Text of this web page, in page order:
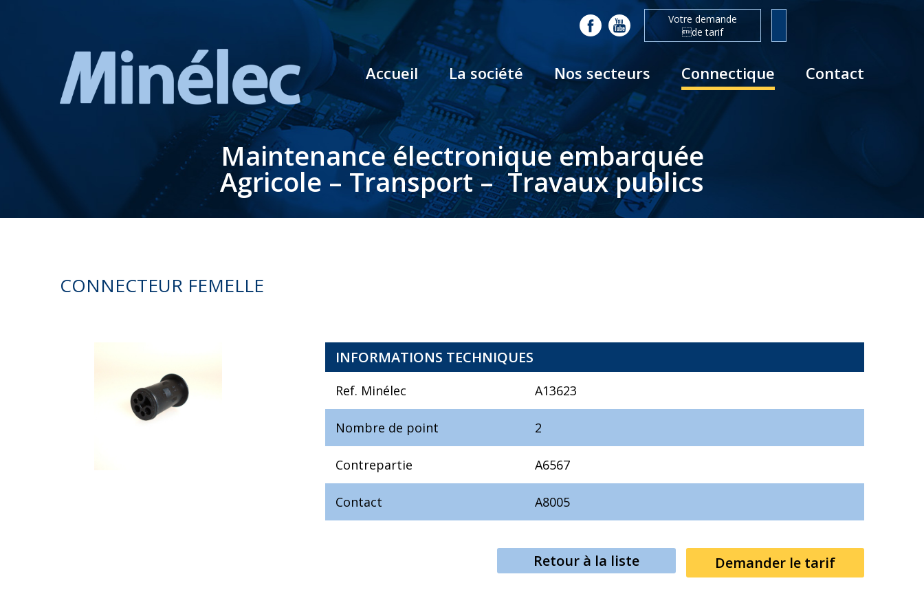
Votre demande
de tarif
Accueil La société Nos secteurs Connectique Contact
Maintenance électronique embarquée
Agricole – Transport – Travaux publics
CONNECTEUR FEMELLE
INFORMATIONS TECHNIQUES
Ref. Minélec A13623
Nombre de point 2
Contrepartie A6567
Contact A8005
Retour à la liste Demander le tarif